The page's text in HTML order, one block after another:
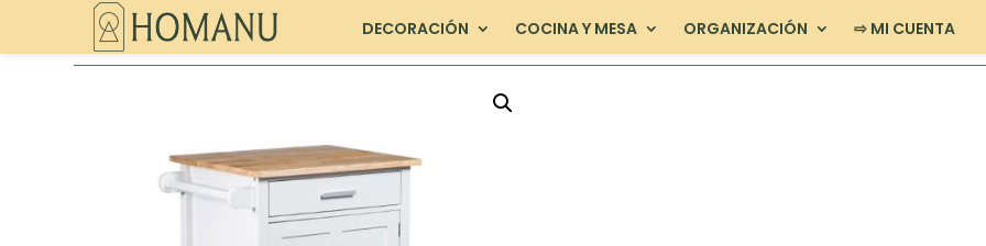
DECORACIÓN COCINA Y MESA ORGANIZACIÓN ⇨ MI CUENTA